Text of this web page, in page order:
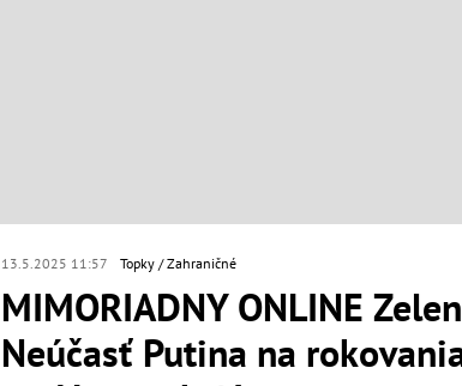
13.5.2025 11:57 Topky Zahraničné
MIMORIADNY ONLINE
Neúčasť Putina na